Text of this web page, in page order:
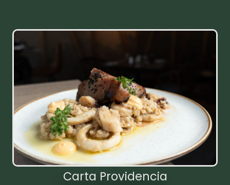
Carta Providencia